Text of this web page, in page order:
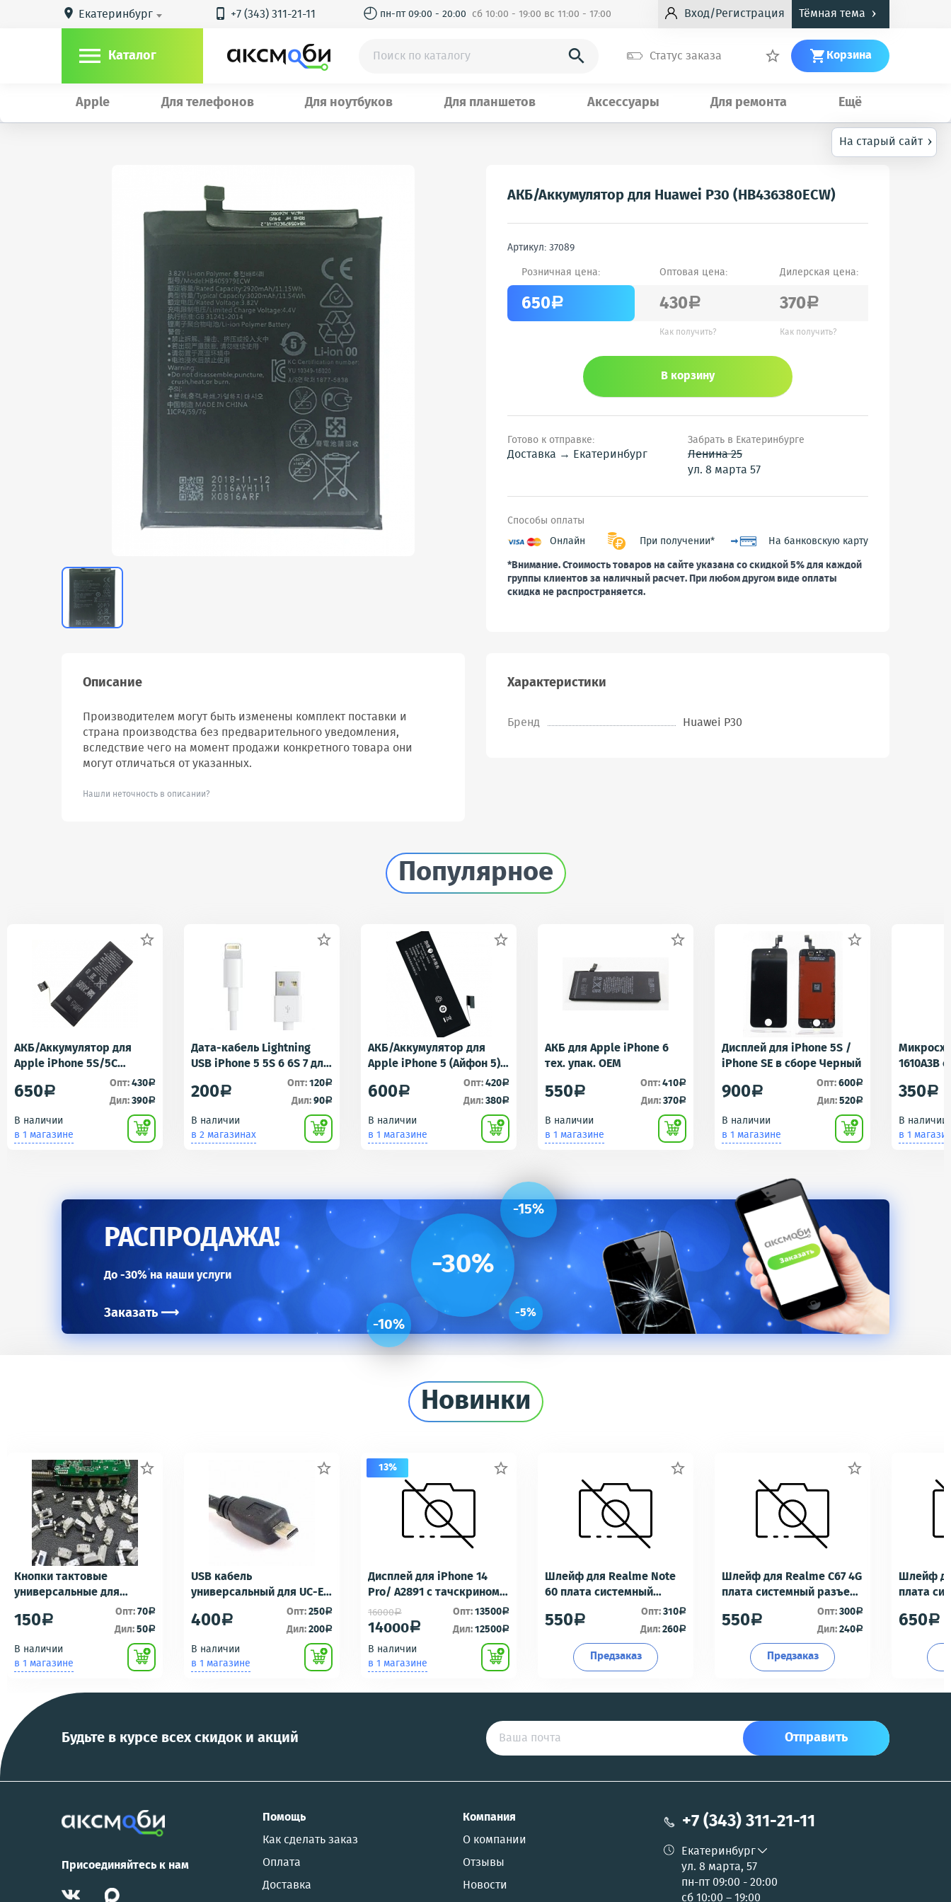
На старый сайт ›
 Екатеринбург  +7 (343) 311-21-11 ◴ пн-пт 09:00 - 20:00 сб 10:00 - 19:00 вс 11:00 - 17:00 Вход/Регистрация Тёмная тема ›
 Каталог  Статус заказа  Корзина
Apple Для телефонов Для ноутбуков Для планшетов Аксессуары Для ремонта Ещё
АКБ/Аккумулятор для Huawei P30 (HB436380ECW)
Артикул: 37089
Розничная цена:
650a
Оптовая цена:
430a
Как получить?
Дилерская цена:
370a
Как получить?
В корзину
Готово к отправке:
Доставка → Екатеринбург
Забрать в Екатеринбурге
Ленина 25
ул. 8 марта 57
Способы оплаты
Онлайн
При получении*
На банковскую карту
*Внимание. Стоимость товаров на сайте указана со скидкой 5% для каждой
группы клиентов за наличный расчет. При любом другом виде оплаты
скидка не распространяется.
Описание
Производителем могут быть изменены комплект поставки и
страна производства без предварительного уведомления,
вследствие чего на момент продажи конкретного товара они
могут отличаться от указанных.
Нашли неточность в описании?
Характеристики
Бренд Huawei P30
Популярное

АКБ/Аккумулятор для
Apple iPhone 5S/5C
(Айфон 5C/5Ц) тех. упак.
OEM
650a Опт:430a
Дил:390a
В наличии
в 1 магазине

Дата-кабель Lightning
USB iPhone 5 5S 6 6S 7 для
iPad 4 iPad mini iPad Air -
AA
200a Опт:120a
Дил:90a
В наличии
в 2 магазинах

АКБ/Аккумулятор для
Apple iPhone 5 (Айфон 5)
600a Опт:420a
Дил:380a
В наличии
в 1 магазине

АКБ для Apple iPhone 6
тех. упак. OEM
550a Опт:410a
Дил:370a
В наличии
в 1 магазине

Дисплей для iPhone 5S /
iPhone SE в сборе Черный
900a Опт:600a
Дил:520a
В наличии
в 1 магазине
1610A3B
U2 Tristar
350a
В наличии
в 1
РАСПРОДАЖА!
До -30% на наши услуги
Заказать⟶
-30%
-15%
-10%
-5%
Новинки

Кнопки тактовые
универсальные для
сигнализаций (кнопки,
ключи) Scher-Khan,
Tomahawk, Pandora, KGB,
Pantera, Alligator и другие
150a Опт:70a
Дил:50a
В наличии
в 1 магазине

USB кабель
универсальный для UC-E6
UC-E16 UC-E17 зарядка/
подключению к пк для
NIKON/SONY COOL
PIX/PANASONIC/OLYMPUS
400a Опт:250a
Дил:200a
В наличии
в 1 магазине

Дисплей для iPhone 14
Pro/ A2891 с тачскрином
Черный - OR100 с разбора
идеальное состояние
16000a
14000a
13%
Опт:13500a
Дил:12500a
В наличии
в 1 магазине

Шлейф для Realme Note
60 плата системный
гарнитуры/микрофон -
Премиум
550a Опт:310a
Дил:260a
Предзаказ

Шлейф для Realme C67 4G
плата системный разъем/
разъем гарнитуры/
микрофон - Премиум
550a Опт:300a
Дил:240a
Предзаказ
Шлейф
плата
650a
Будьте в курсе всех скидок и акций Отправить
Присоединяйтесь к нам
Помощь
Как сделать заказ
Оплата
Доставка
Компания
О компании
Отзывы
Новости
+7 (343) 311-21-11
Екатеринбург
ул. 8 марта, 57
пн-пт 09:00 - 20:00
сб 10:00 – 19:00